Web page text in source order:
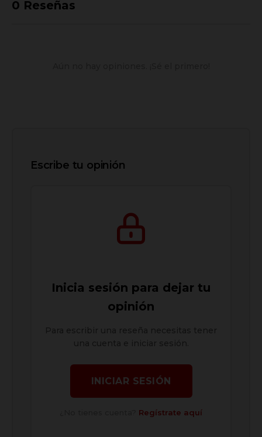
0 Reseñas
Escribe tu opinión
Inicia sesión para dejar tu
opinión
INICIAR SESIÓN
Regístrate aquí